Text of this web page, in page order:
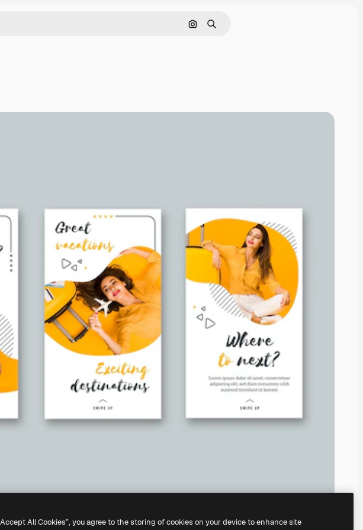
Buscar por imagen
Buscar
All Cookies”, you agree to the storing of cookies on your device to enhance site